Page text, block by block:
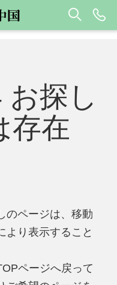
お探し
存在
のページは、移動
より表示すること
ページへ戻って